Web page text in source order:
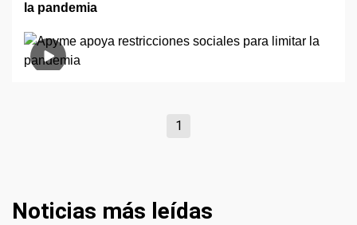
la pandemia
1
Noticias más leídas